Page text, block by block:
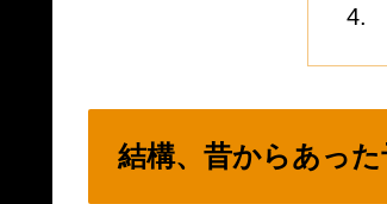
結構、昔からあった